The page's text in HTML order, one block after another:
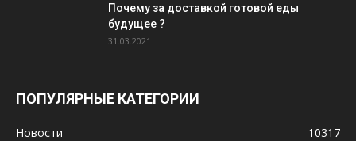
Почему за доставкой готовой еды
будущее ?
31.03.2021
ПОПУЛЯРНЫЕ КАТЕГОРИИ
Новости
10317